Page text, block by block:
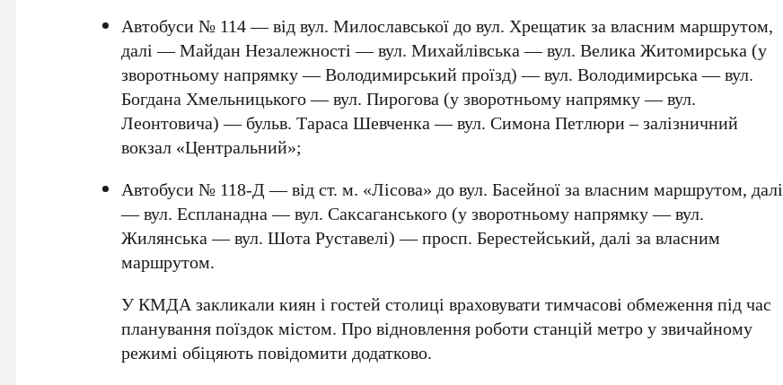
Автобуси № 114— від вул. Милославської до вул. Хрещатик за власним маршрутом,
далі — Майдан Незалежності — вул. Михайлівська — вул. Велика Житомирська (у
зворотньому напрямку — Володимирський проїзд) — вул. Володимирська — вул.
Богдана Хмельницького — вул. Пирогова (у зворотньому напрямку — вул.
Леонтовича) — бульв. Тараса Шевченка — вул. Симона Петлюри – залізничний
вокзал «Центральний»;
Автобуси № 118-Д— від ст. м. «Лісова» до вул. Басейної за власним маршрутом, далі
— вул. Еспланадна — вул. Саксаганського (у зворотньому напрямку — вул.
Жилянська — вул. Шота Руставелі) — просп. Берестейський, далі за власним
маршрутом.
УКМДАзакликали киян і гостей столиці враховувати тимчасові обмеження під час
планування поїздок містом. Про відновлення роботи станцій метро у звичайному
режимі обіцяють повідомити додатково.